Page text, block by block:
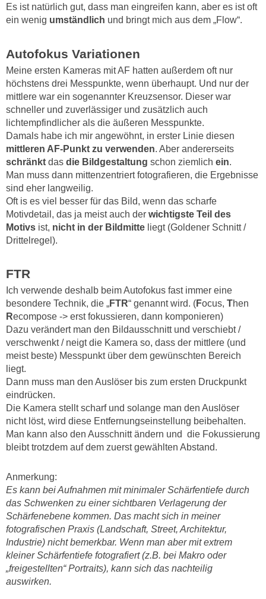
Es ist natürlich gut, dass man eingreifen kann, aber es ist oft
ein wenig umständlich und bringt mich aus dem „Flow“.
Autofokus Variationen
Meine ersten Kameras mit AF hatten außerdem oft nur
höchstens drei Messpunkte, wenn überhaupt. Und nur der
mittlere war ein sogenannter Kreuzsensor. Dieser war
schneller und zuverlässiger und zusätzlich auch
lichtempfindlicher als die äußeren Messpunkte.
Damals habe ich mir angewöhnt, in erster Linie diesen
mittleren AF-Punkt zu verwenden. Aber andererseits
schränkt das die Bildgestaltung schon ziemlich ein.
Man muss dann mittenzentriert fotografieren, die Ergebnisse
sind eher langweilig.
Oft is es viel besser für das Bild, wenn das scharfe
Motivdetail, das ja meist auch der wichtigste Teil des
Motivs ist, nicht in der Bildmitte liegt (Goldener Schnitt /
Drittelregel).
FTR
Ich verwende deshalb beim Autofokus fast immer eine
besondere Technik, die „FTR“ genannt wird. (Focus, Then
Recompose -> erst fokussieren, dann komponieren)
Dazu verändert man den Bildausschnitt und verschiebt /
verschwenkt / neigt die Kamera so, dass der mittlere (und
meist beste) Messpunkt über dem gewünschten Bereich
liegt.
Dann muss man den Auslöser bis zum ersten Druckpunkt
eindrücken.
Die Kamera stellt scharf und solange man den Auslöser
nicht löst, wird diese Entfernungseinstellung beibehalten.
Man kann also den Ausschnitt ändern und die Fokussierung
bleibt trotzdem auf dem zuerst gewählten Abstand.
Anmerkung:
Es kann bei Aufnahmen mit minimaler Schärfentiefe durch
das Schwenken zu einer sichtbaren Verlagerung der
Schärfenebene kommen. Das macht sich in meiner
fotografischen Praxis (Landschaft, Street, Architektur,
Industrie) nicht bemerkbar. Wenn man aber mit extrem
kleiner Schärfentiefe fotografiert (z.B. bei Makro oder
„freigestellten“ Portraits), kann sich das nachteilig
auswirken.